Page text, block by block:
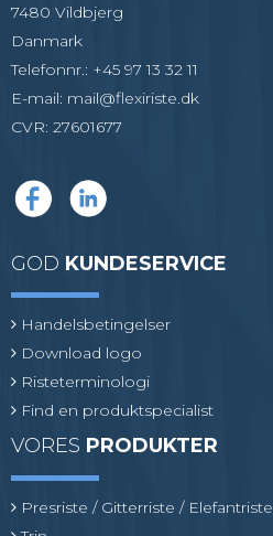
7480 Vildbjerg
Danmark
Telefonnr.: +45 97 13 32 11
E-mail: mail@flexiriste.dk
CVR: 27601677
GOD KUNDESERVICE
Handelsbetingelser
Download logo
Risteterminologi
Find en produktspecialist
VORES PRODUKTER
Presriste / Gitterriste / Elefantriste